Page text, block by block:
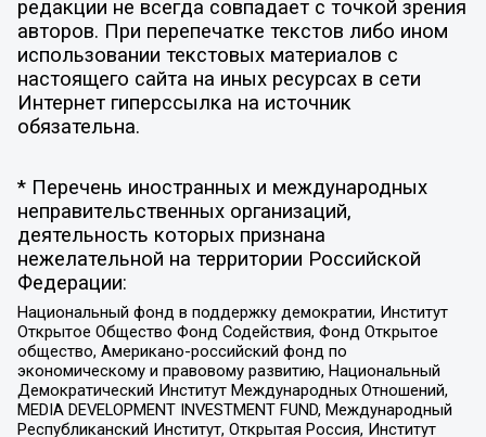
редакции не всегда совпадает с точкой зрения
авторов. При перепечатке текстов либо ином
использовании текстовых материалов с
настоящего сайта на иных ресурсах в сети
Интернет гиперссылка на источник
обязательна.
* Перечень иностранных и международных
неправительственных организаций,
деятельность которых признана
нежелательной на территории Российской
Федерации:
Национальный фонд в поддержку демократии, Институт
Открытое Общество Фонд Содействия, Фонд Открытое
общество, Американо-российский фонд по
экономическому и правовому развитию, Национальный
Демократический Институт Международных Отношений,
MEDIA DEVELOPMENT INVESTMENT FUND, Международный
Республиканский Институт, Открытая Россия, Институт